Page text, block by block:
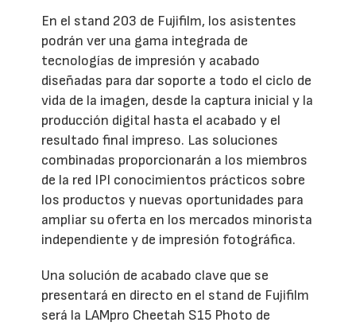
En el stand 203 de Fujifilm, los asistentes
podrán ver una gama integrada de
tecnologías de impresión y acabado
diseñadas para dar soporte a todo el ciclo de
vida de la imagen, desde la captura inicial y la
producción digital hasta el acabado y el
resultado final impreso. Las soluciones
combinadas proporcionarán a los miembros
de la red IPI conocimientos prácticos sobre
los productos y nuevas oportunidades para
ampliar su oferta en los mercados minorista
independiente y de impresión fotográfica.
Una solución de acabado clave que se
presentará en directo en el stand de Fujifilm
será la LAMpro Cheetah S15 Photo de